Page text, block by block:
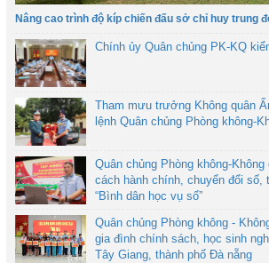
Nâng cao trình độ kíp chiến đấu sở chỉ huy trung
Chính ủy Quân chủng PK-KQ
Tham mưu trưởng Không quân
lệnh Quân chủng Phòng không-
Quân chủng Phòng không-Không
cách hành chính, chuyển đổi số,
“Bình dân học vụ số”
Quân chủng Phòng không -
gia đình chính sách, học sinh
Tây Giang, thành phố Đà nẵng